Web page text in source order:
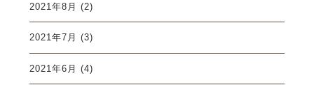
2021年8月 (2)
2021年7月 (3)
2021年6月 (4)